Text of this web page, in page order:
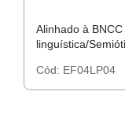
Alinhado à
linguística/
Cód: EF04LP04